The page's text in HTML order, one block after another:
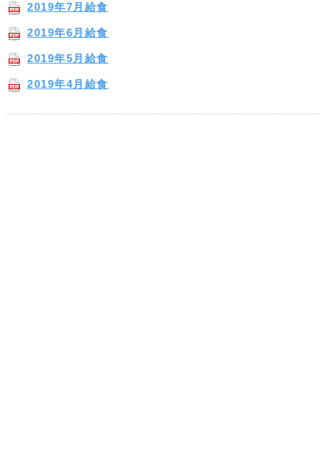
2019年7月給食
2019年6月給食
2019年5月給食
2019年4月給食